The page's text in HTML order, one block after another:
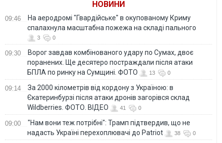
НОВИНИ
09:46
На аеродромі "Гвардійське" в окупованому Криму
спалахнула масштабна пожежа на складі пального
3 0
09:30
Ворог завдав комбінованого удару по Сумах, двоє
поранених. Ще десятеро постраждали після атаки
БПЛА по ринку на Сумщині. ФОТО
13 0
09:14
За 2000 кілометрів від кордону з Україною: в
Єкатеринбурзі після атаки дронів загорівся склад
Wildberries. ФОТО. ВІДЕО
41 0
09:00
"Нам вони теж потрібні": Трамп підтвердив, що не
надасть Україні перехоплювачі до Patriot
38 0